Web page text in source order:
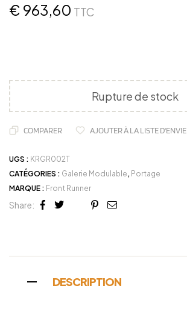
€ 963,60 TTC
Rupture de stock
COMPARER AJOUTER À LA LISTE D'ENVIE
UGS : KRGR002T
CATÉGORIES : Galerie Modulable, Portage
MARQUE : Front Runner
Share:
Facebook
TwitterLinkedin
Google+
Pinterest
Email
DESCRIPTION